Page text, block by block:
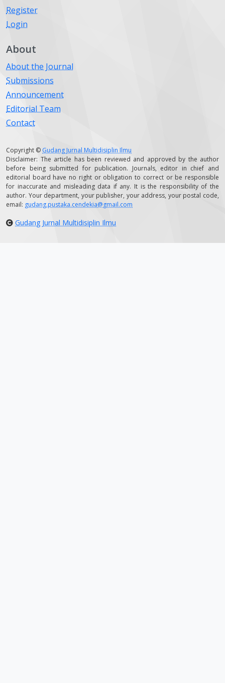
Register
Login
About
About the Journal
Submissions
Announcement
Editorial Team
Contact
Copyright © Gudang Jurnal Multidisiplin Ilmu
Disclaimer: The article has been reviewed and approved by the author
before being submitted for publication. Journals, editor in chief and
editorial board have no right or obligation to correct or be responsible
for inaccurate and misleading data if any. It is the responsibility of the
author. Your department, your publisher, your address, your postal code,
email: gudang.pustaka.cendekia@gmail.com
Gudang Jurnal Multidisiplin Ilmu